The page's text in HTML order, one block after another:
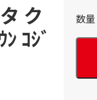
ク
ｺｼﾞ
数量